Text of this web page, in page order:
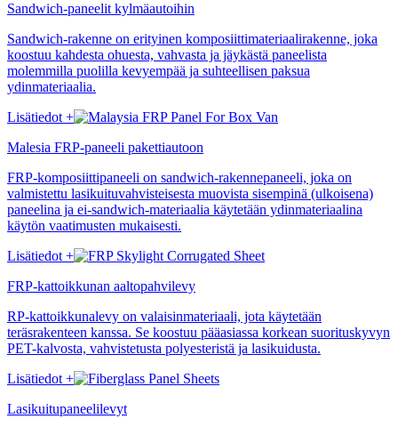
Sandwich-paneelit kylmäautoihin
Sandwich-rakenne on erityinen komposiittimateriaalirakenne, joka
koostuu kahdesta ohuesta, vahvasta ja jäykästä paneelista
molemmilla puolilla kevyempää ja suhteellisen paksua
ydinmateriaalia.
Lisätiedot +
Malesia FRP-paneeli pakettiautoon
FRP-komposiittipaneeli on sandwich-rakennepaneeli, joka on
valmistettu lasikuituvahvisteisesta muovista sisempinä (ulkoisena)
paneelina ja ei-sandwich-materiaalia käytetään ydinmateriaalina
käytön vaatimusten mukaisesti.
Lisätiedot +
FRP-kattoikkunan aaltopahvilevy
RP-kattoikkunalevy on valaisinmateriaali, jota käytetään
teräsrakenteen kanssa. Se koostuu pääasiassa korkean suorituskyvyn
PET-kalvosta, vahvistetusta polyesteristä ja lasikuidusta.
Lisätiedot +
Lasikuitupaneelilevyt